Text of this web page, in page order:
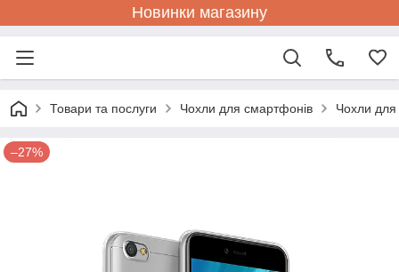
Новинки магазину
Товари та послуги Чохли для смартфонів Чохли
–27%